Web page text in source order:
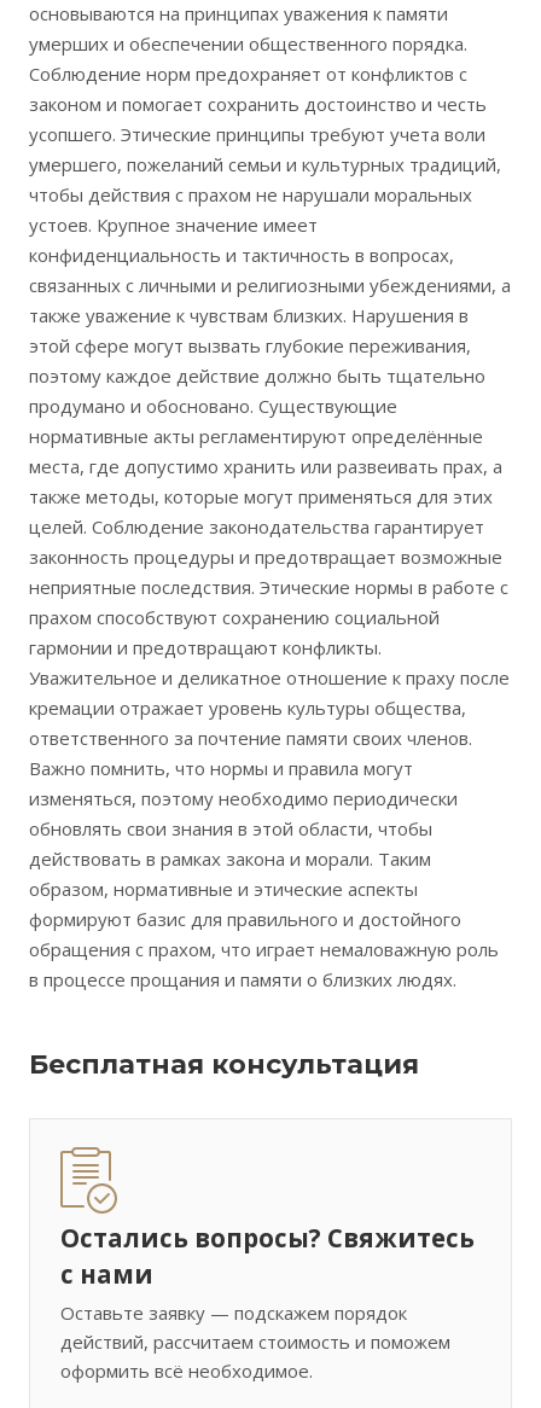
основываются на принципах уважения к памяти
умерших и обеспечении общественного порядка.
Соблюдение норм предохраняет от конфликтов с
законом и помогает сохранить достоинство и честь
усопшего. Этические принципы требуют учета воли
умершего, пожеланий семьи и культурных традиций,
чтобы действия с прахом не нарушали моральных
устоев. Крупное значение имеет
конфиденциальность и тактичность в вопросах,
связанных с личными и религиозными убеждениями, а
также уважение к чувствам близких. Нарушения в
этой сфере могут вызвать глубокие переживания,
поэтому каждое действие должно быть тщательно
продумано и обосновано. Существующие
нормативные акты регламентируют определённые
места, где допустимо хранить или развеивать прах, а
также методы, которые могут применяться для этих
целей. Соблюдение законодательства гарантирует
законность процедуры и предотвращает возможные
неприятные последствия. Этические нормы в работе с
прахом способствуют сохранению социальной
гармонии и предотвращают конфликты.
Уважительное и деликатное отношение к праху после
кремации отражает уровень культуры общества,
ответственного за почтение памяти своих членов.
Важно помнить, что нормы и правила могут
изменяться, поэтому необходимо периодически
обновлять свои знания в этой области, чтобы
действовать в рамках закона и морали. Таким
образом, нормативные и этические аспекты
формируют базис для правильного и достойного
обращения с прахом, что играет немаловажную роль
в процессе прощания и памяти о близких людях.
Бесплатная консультация
Остались вопросы? Свяжитесь
с нами
Оставьте заявку — подскажем порядок
действий, рассчитаем стоимость и поможем
оформить всё необходимое.